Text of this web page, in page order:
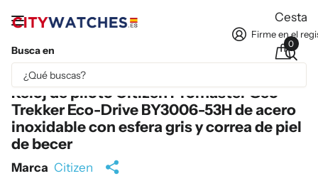
Busca en
Firme en el
Cesta
0
Parte del contenido se ha traducido automáticamente.
Reloj de piloto Citizen Promaster Geo
Trekker Eco-Drive BY3006-53H de acero
inoxidable con esfera gris y correa de piel
de becer
Marca Citizen